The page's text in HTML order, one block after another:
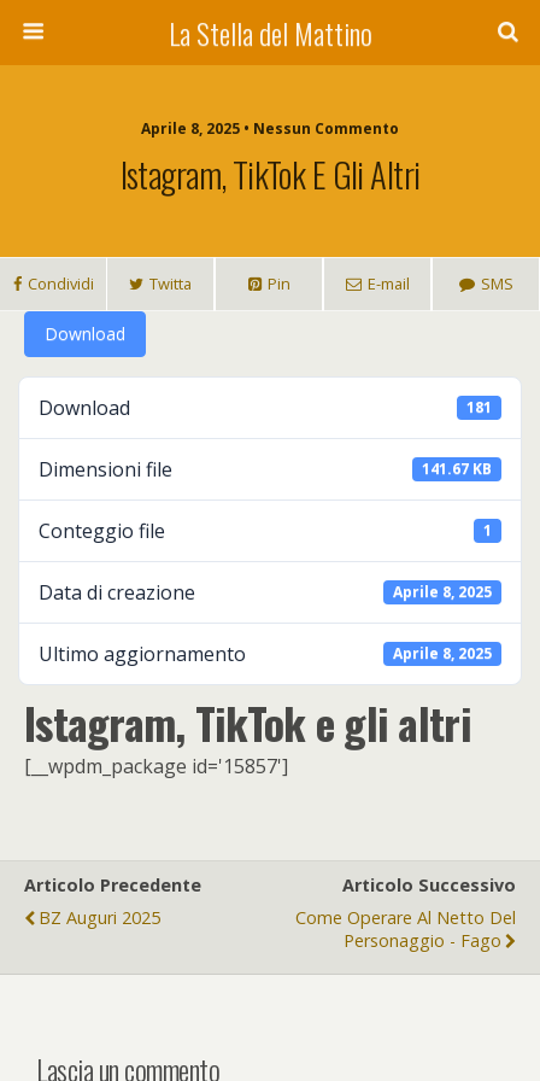
La Stella del Mattino
Aprile 8, 2025 • Nessun Commento
Istagram, TikTok E Gli Altri
Condividi Twitta Pin E-mail SMS
Download
Download 181
Dimensioni file 141.67 KB
Conteggio file 1
Data di creazione Aprile 8, 2025
Ultimo aggiornamento Aprile 8, 2025
Istagram, TikTok e gli altri
[__wpdm_package id='15857']
Articolo Precedente
BZ Auguri 2025
Articolo Successivo
Come Operare Al Netto Del
Personaggio - Fago
Lascia un commento